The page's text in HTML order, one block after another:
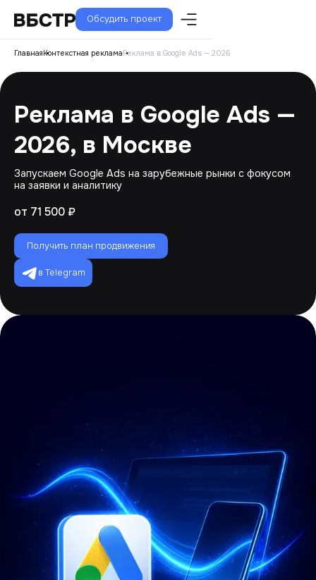
Обсудить проект
ГлавнаяКонтекстная рекламаРеклама в Google Ads — 2026
Реклама в Google Ads —
2026, в Москве
Запускаем Google Ads на зарубежные рынки с фокусом
на заявки и аналитику
от 71 500 ₽
Получить план продвижения
в Telegram